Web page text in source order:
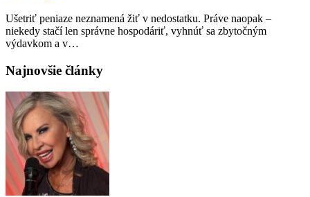
Ušetriť peniaze neznamená žiť v nedostatku. Práve naopak –
niekedy stačí len správne hospodáriť, vyhnúť sa zbytočným
výdavkom a v…
Najnovšie články